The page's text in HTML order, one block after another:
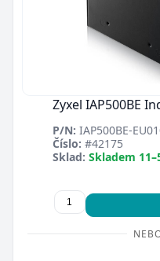
Zyxel IAP500BE
P/N: IAP500BE-
Číslo: #42175
Sklad: Skladem